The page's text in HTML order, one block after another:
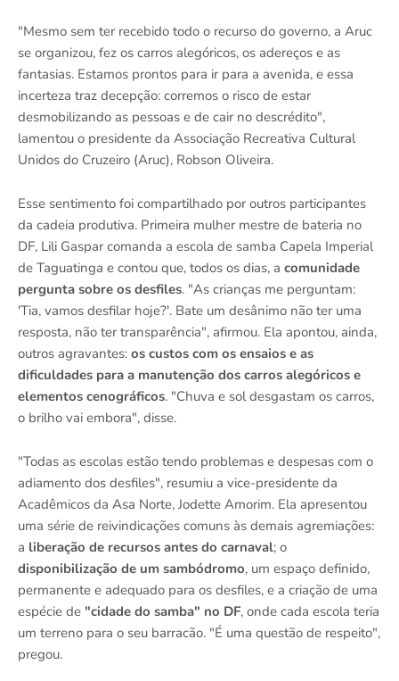
"Mesmo sem ter recebido todo o recurso do governo, a Aruc
se organizou, fez os carros alegóricos, os adereços e as
fantasias. Estamos prontos para ir para a avenida, e essa
incerteza traz decepção: corremos o risco de estar
desmobilizando as pessoas e de cair no descrédito",
lamentou o presidente da Associação Recreativa Cultural
Unidos do Cruzeiro (Aruc), Robson Oliveira.
Esse sentimento foi compartilhado por outros participantes
da cadeia produtiva. Primeira mulher mestre de bateria no
DF, Lili Gaspar comanda a escola de samba Capela Imperial
de Taguatinga e contou que, todos os dias, a comunidade
pergunta sobre os desfiles. "As crianças me perguntam:
'Tia, vamos desfilar hoje?'. Bate um desânimo não ter uma
resposta, não ter transparência", afirmou. Ela apontou, ainda,
outros agravantes: os custos com os ensaios e as
dificuldades para a manutenção dos carros alegóricos e
elementos cenográficos. "Chuva e sol desgastam os carros,
o brilho vai embora", disse.
"Todas as escolas estão tendo problemas e despesas com o
adiamento dos desfiles", resumiu a vice-presidente da
Acadêmicos da Asa Norte, Jodette Amorim. Ela apresentou
uma série de reivindicações comuns às demais agremiações:
a liberação de recursos antes do carnaval; o
disponibilização de um sambódromo, um espaço definido,
permanente e adequado para os desfiles, e a criação de uma
espécie de "cidade do samba" no DF, onde cada escola teria
um terreno para o seu barracão. "É uma questão de respeito",
pregou.